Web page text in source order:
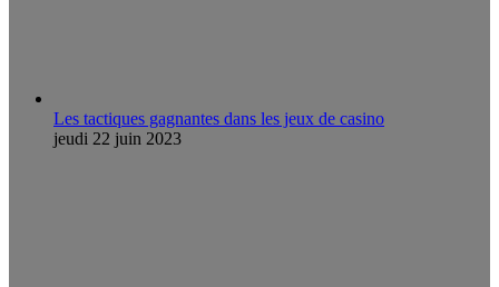
Les tactiques gagnantes dans les jeux de casino
jeudi 22 juin 2023